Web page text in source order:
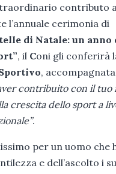
contributo
l’annuale cerimonia di
di Natale: un anno
, il Coni gli conferirà
,
contribuito con il tuo
crescita dello sport a
.
per un uomo che
e dell’ascolto i